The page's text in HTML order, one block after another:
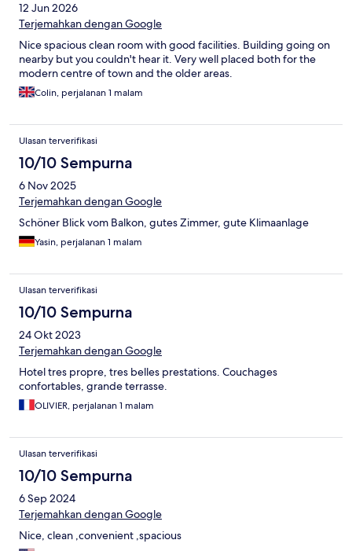
12 Jun 2026
Terjemahkan dengan Google
Nice spacious clean room with good facilities. Building going on
nearby but you couldn't hear it. Very well placed both for the
modern centre of town and the older areas.
Colin, perjalanan 1 malam
Ulasan terverifikasi
10/10 Sempurna
6 Nov 2025
Terjemahkan dengan Google
Schöner Blick vom Balkon, gutes Zimmer, gute Klimaanlage
Yasin, perjalanan 1 malam
Ulasan terverifikasi
10/10 Sempurna
24 Okt 2023
Terjemahkan dengan Google
Hotel tres propre, tres belles prestations. Couchages
confortables, grande terrasse.
OLIVIER, perjalanan 1 malam
Ulasan terverifikasi
10/10 Sempurna
6 Sep 2024
Terjemahkan dengan Google
Nice, clean ,convenient ,spacious